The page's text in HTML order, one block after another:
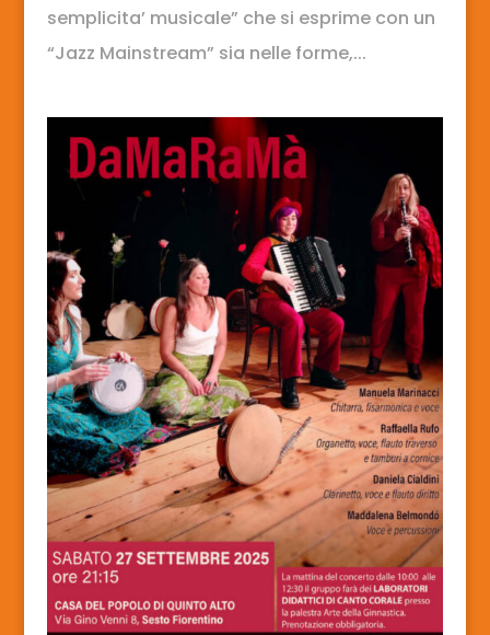
semplicita’ musicale” che si esprime con un
“Jazz Mainstream” sia nelle forme,...